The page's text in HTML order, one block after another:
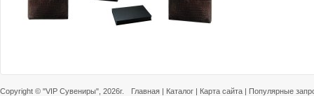
Copyright © "VIP Сувениры" , 2026г. Главная | Каталог | Карта сайта | Популярные